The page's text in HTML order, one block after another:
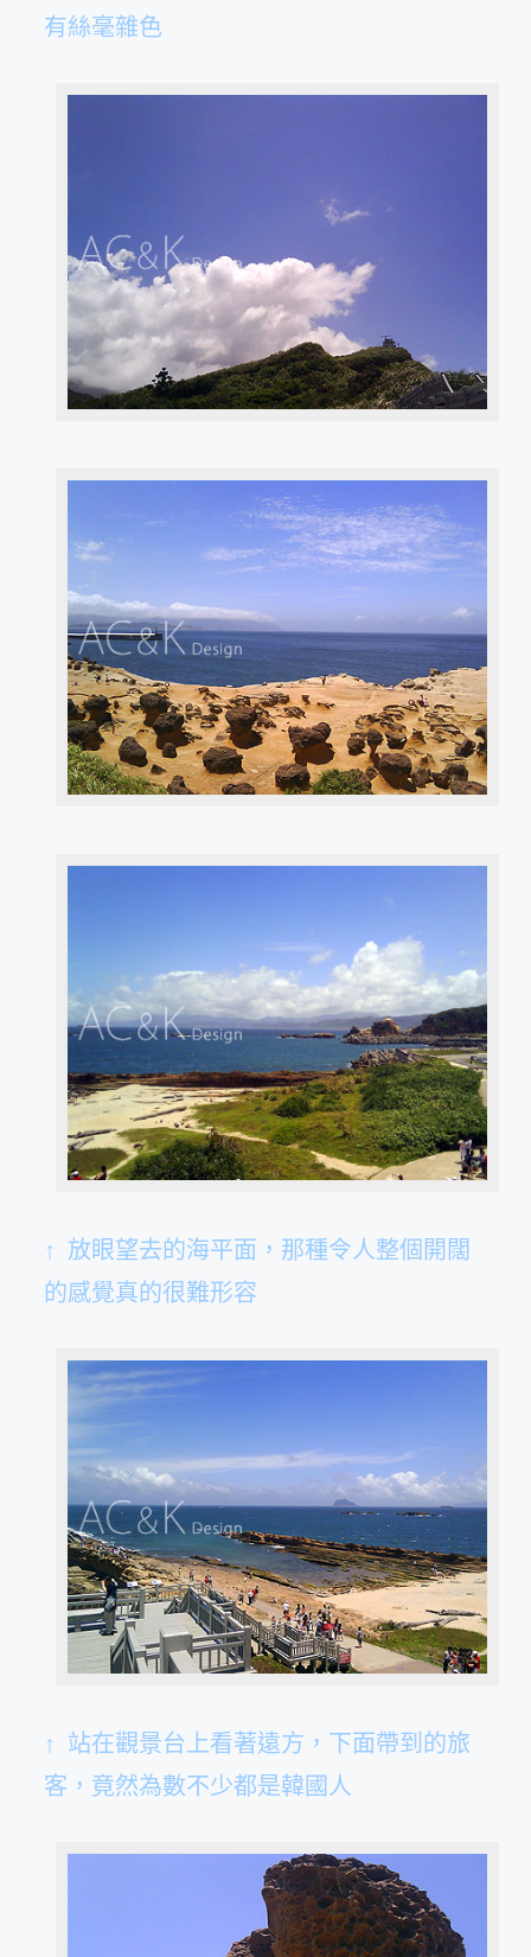
有絲毫雜色
↑ 放眼望去的海平面，那種令人整個開闊
的感覺真的很難形容
↑ 站在觀景台上看著遠方，下面帶到的旅
客，竟然為數不少都是韓國人